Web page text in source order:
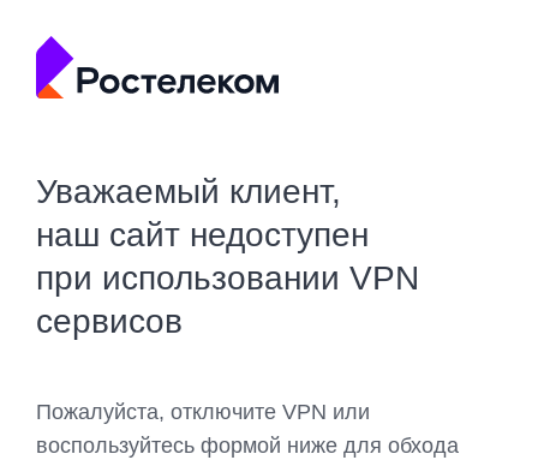
Уважаемый клиент,
наш сайт недоступен
при использовании VPN
сервисов
Пожалуйста, отключите VPN или
воспользуйтесь формой ниже для обхода